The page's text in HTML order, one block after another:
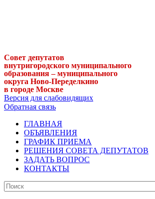
Совет депутатов
внутригородского муниципального
образования – муниципального
округа Ново-Переделкино
в городе Москве
Версия для слабовидящих
Обратная связь
ГЛАВНАЯ
ОБЪЯВЛЕНИЯ
ГРАФИК ПРИЕМА
РЕШЕНИЯ СОВЕТА ДЕПУТАТОВ
ЗАДАТЬ ВОПРОС
КОНТАКТЫ